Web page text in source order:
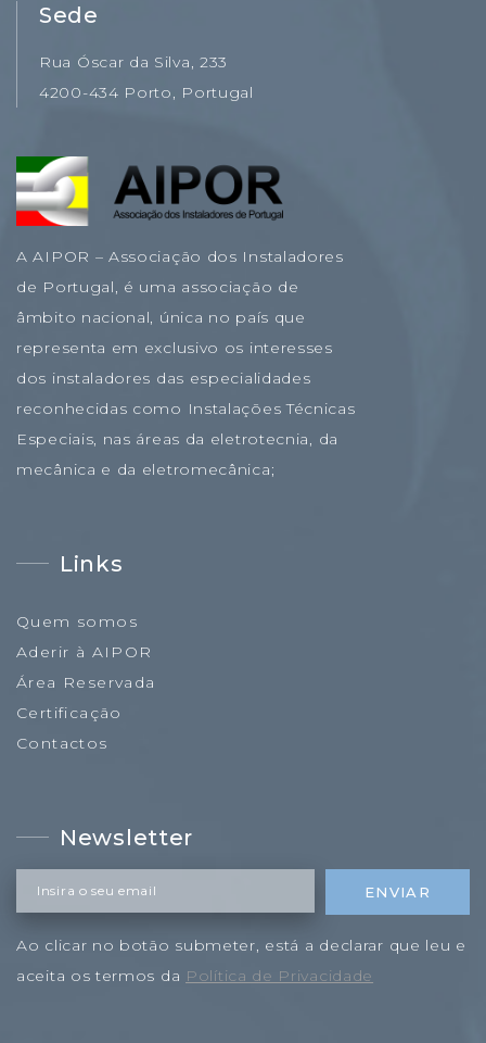
Sede
Rua Óscar da Silva, 233
4200-434 Porto, Portugal
A AIPOR – Associação dos Instaladores
de Portugal, é uma associação de
âmbito nacional, única no país que
representa em exclusivo os interesses
dos instaladores das especialidades
reconhecidas como Instalações Técnicas
Especiais, nas áreas da eletrotecnia, da
mecânica e da eletromecânica;
Links
Quem somos
Aderir à AIPOR
Área Reservada
Certificação
Contactos
Newsletter
Insira o seu email ENVIAR
Ao clicar no botão submeter, está a declarar que leu e
aceita os termos da Política de Privacidade